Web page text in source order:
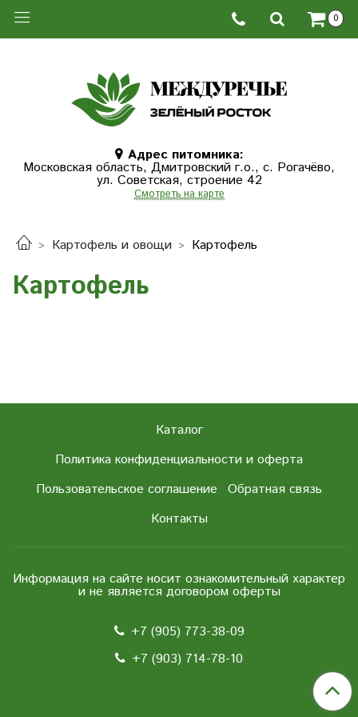
0
Адрес питомника:
Московская область, Дмитровcкий г.о., с. Рогачёво,
ул. Советская, строение 42
Смотреть на карте
Картофель и овощи Картофель
Картофель
Каталог
Политика конфиденциальности и оферта
Пользовательское соглашение
Обратная связь
Контакты
+7 (905) 773-38-09
+7 (903) 714-78-10
Информация на сайте носит ознакомительный характер
и не является договором оферты